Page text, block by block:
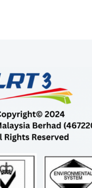
Awam :